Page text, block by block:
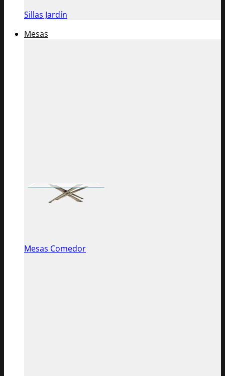
Sillas Jardín
Mesas
Mesas Comedor